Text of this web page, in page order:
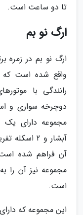
تا دو ساعت است.
ارگ نو بم
ارگ نو بم در زمره
واقع شده است که
رانندگی با
دوچرخه سواری و
مجموعه دارای یک
آبشار و 2
آن فراهم شده
مجموعه نیز آن را
است.